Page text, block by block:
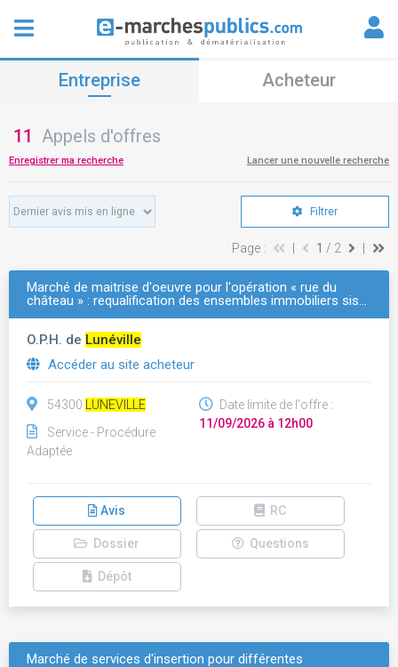
Entreprise Acheteur
11 Appels d'offres
Enregistrer ma recherche Lancer une nouvelle recherche
Filtrer
Page : 1 / 2
Marché de maitrise d'oeuvre pour l'opération « rue du
château » : requalification des ensembles immobiliers sis…
O.P.H. de Lunéville
Accéder au site acheteur
54300
LUNEVILLE
Service - Procédure
Adaptée
Date limite de l'offre :
11/09/2026 à 12h00
Avis RC
Dossier Questions
Dépôt
Marché de services d'insertion pour différentes